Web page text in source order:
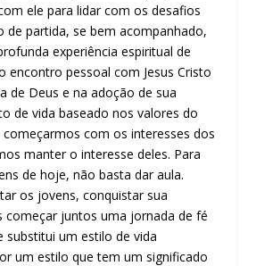
ele para lidar com os desafios
de partida, se bem acompanhado,
experiência espiritual de
encontro pessoal com Jesus Cristo
de Deus e na adoção de sua
de vida baseado nos valores do
começarmos com os interesses dos
manter o interesse deles. Para
de hoje, não basta dar aula.
os jovens, conquistar sua
começar juntos uma jornada de fé
substitui um estilo de vida
um estilo que tem um significado